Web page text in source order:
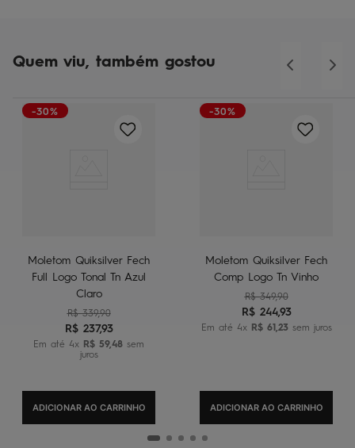
Quem viu, também gostou
-30%
Moletom Quiksilver Fech
Full Logo Tonal Tn Azul
Claro
R$ 339,90
R$ 237,93
Em até 4x R$ 59,48 sem
juros
ADICIONAR AO CARRINHO
-30%
Moletom Quiksilver Fech
Comp Logo Tn Vinho
R$ 349,90
R$ 244,93
Em até 4x R$ 61, 23 sem juros
ADICIONAR AO CARRINHO